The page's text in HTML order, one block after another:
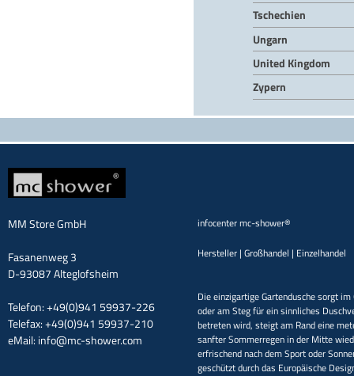
Tschechien
Ungarn
United Kingdom
Zypern
MM Store GmbH
Fasanenweg 3
D-93087 Alteglofsheim
Telefon: +49(0)941 59937-226
Telefax: +49(0)941 59937-210
eMail: info@mc-shower.com
infocenter mc-shower®
Hersteller | Großhandel | Einzelhandel
Die einzigartige Gartendusche sorgt
oder am Steg für ein sinnliches
betreten wird, steigt am Rand eine
sanfter Sommerregen in der Mitte
erfrischend nach dem Sport oder
geschützt durch das Europäische